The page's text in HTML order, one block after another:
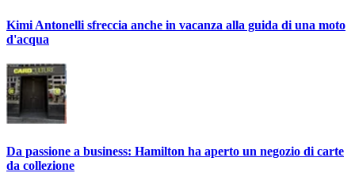
Kimi Antonelli sfreccia anche in vacanza alla guida di una moto
d'acqua
Da passione a business: Hamilton ha aperto un negozio di carte
da collezione